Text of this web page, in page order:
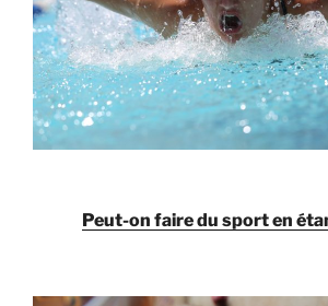
Peut-on faire du sport en